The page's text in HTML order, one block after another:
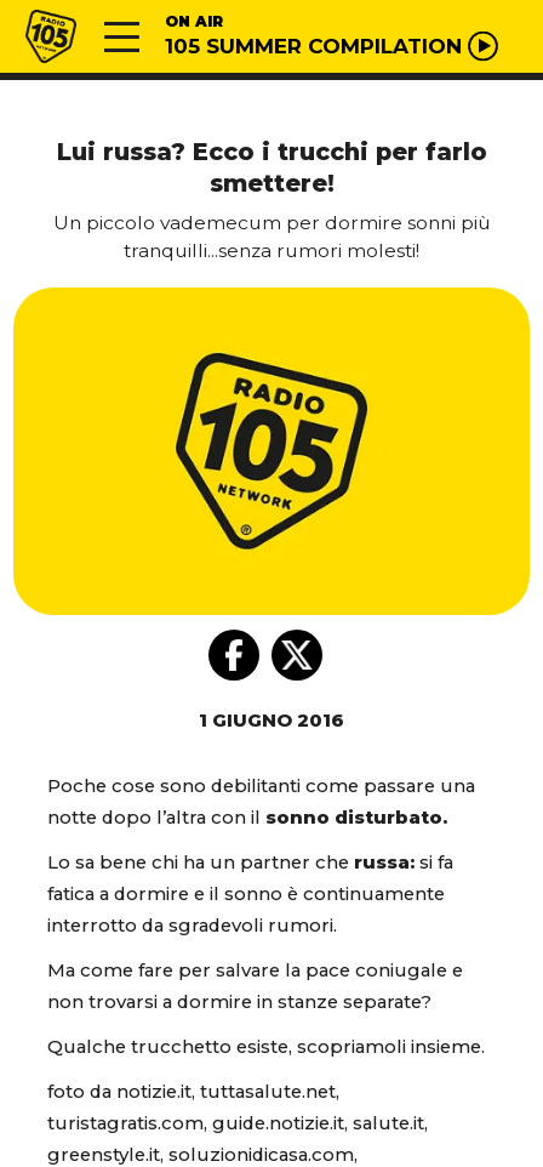
Vai al contenuto
Radio 105 ON AIR
105 SUMMER COMPILATION
Lui russa? Ecco i trucchi per farlo
smettere!
Un piccolo vademecum per dormire sonni più
tranquilli...senza rumori molesti!
1 GIUGNO 2016
Poche cose sono debilitanti come passare una
notte dopo l’altra con il sonno disturbato.
Lo sa bene chi ha un partner che russa: si fa
fatica a dormire e il sonno è continuamente
interrotto da sgradevoli rumori.
Ma come fare per salvare la pace coniugale e
non trovarsi a dormire in stanze separate?
Qualche trucchetto esiste, scopriamoli insieme.
foto da notizie.it, tuttasalute.net,
turistagratis.com, guide.notizie.it, salute.it,
greenstyle.it, soluzionidicasa.com,